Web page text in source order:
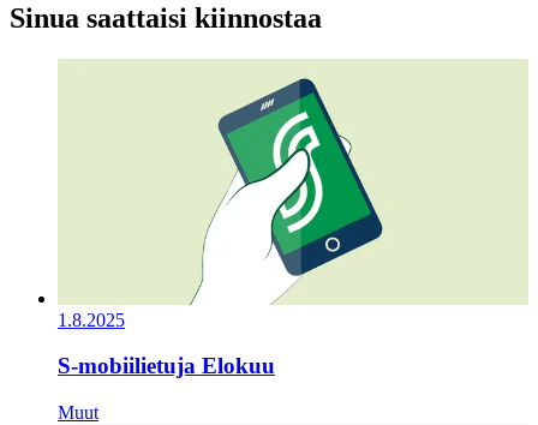
Sinua saattaisi kiinnostaa
1.8.2025
S-mobiilietuja Elokuu
Muut